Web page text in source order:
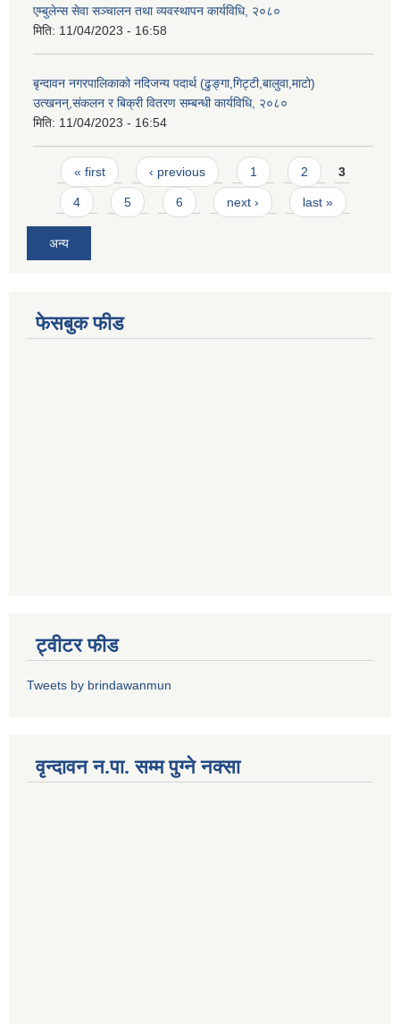
एम्बुलेन्स सेवा सञ्चालन तथा व्यवस्थापन कार्यविधि, २०८०
मिति: 11/04/2023 - 16:58
बृन्दावन नगरपालिकाको नदिजन्य पदार्थ (ढुङ्गा,गिट्टी,बालुवा,माटो)
उत्खनन्,संकलन र बिक्री वितरण सम्बन्धी कार्यविधि, २०८०
मिति: 11/04/2023 - 16:54
Pages
« first ‹ previous 1 2 3
4 5 6 next › last »
अन्य
फेसबुक फीड
ट्वीटर फीड
Tweets by brindawanmun
वृन्दावन न.पा. सम्म पुग्ने नक्सा